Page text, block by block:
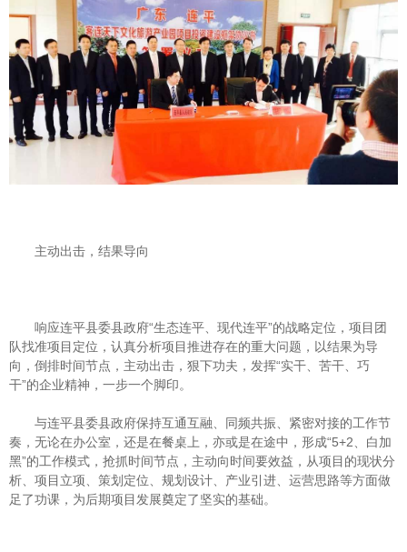
主动出击，结果导向
响应连平县委县政府“生态连平、现代连平”的战略定位，项目团
队找准项目定位，认真分析项目推进存在的重大问题，以结果为导
向，倒排时间节点，主动出击，狠下功夫，发挥“实干、苦干、巧
干”的企业精神，一步一个脚印。
与连平县委县政府保持互通互融、同频共振、紧密对接的工作节
奏，无论在办公室，还是在餐桌上，亦或是在途中，形成“5+2、白加
黑”的工作模式，抢抓时间节点，主动向时间要效益，从项目的现状分
析、项目立项、策划定位、规划设计、产业引进、运营思路等方面做
足了功课，为后期项目发展奠定了坚实的基础。